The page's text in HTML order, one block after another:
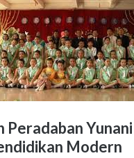
Peradaban
Modern